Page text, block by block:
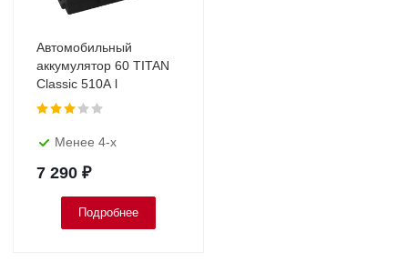
Автомобильный
аккумулятор 60 TITAN
Classic 510A l
Менее 4-х
7 290 ₽
Подробнее